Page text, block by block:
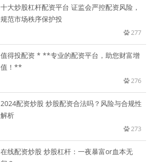
十大炒股杠杆配资平台 证监会严控配资风险，
规范市场秩序保护投
277
值得投配资 * **专业的配资平台，助您财富增
值！**
276
2024配资炒股 炒股配资合法吗？风险与合规性
解析
273
在线配资炒股 炒股杠杆：一夜暴富or血本无